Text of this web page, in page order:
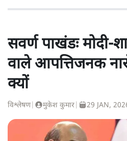
सवर्ण पाखंडः मोदी-
वाले आपत्तिजनक
क्यों
विश्लेषण| मुकेश कुमार 29 JAN,